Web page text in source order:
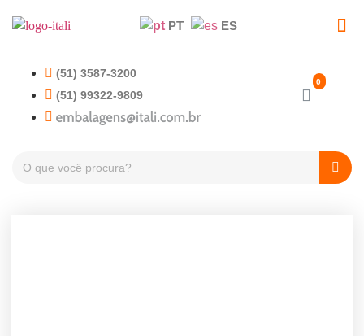
PT ES
(51) 3587-3200
(51) 99322-9809